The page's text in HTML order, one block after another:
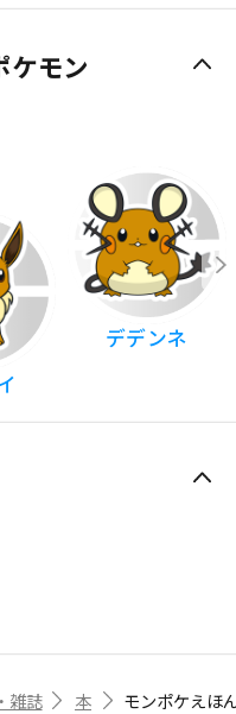
ケモン
デデンネ
雑誌 本
モンポケえ